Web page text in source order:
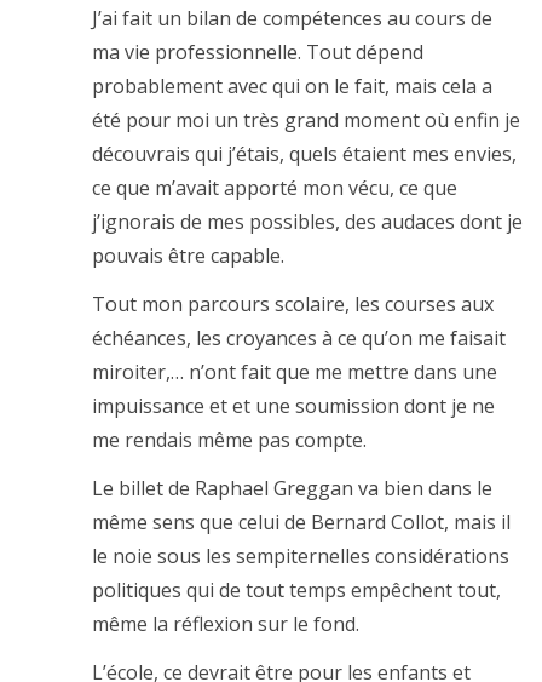
J’ai fait un bilan de compétences au cours de
ma vie professionnelle. Tout dépend
probablement avec qui on le fait, mais cela a
été pour moi un très grand moment où enfin je
découvrais qui j’étais, quels étaient mes envies,
ce que m’avait apporté mon vécu, ce que
j’ignorais de mes possibles, des audaces dont je
pouvais être capable.
Tout mon parcours scolaire, les courses aux
échéances, les croyances à ce qu’on me faisait
miroiter,… n’ont fait que me mettre dans une
impuissance et et une soumission dont je ne
me rendais même pas compte.
Le billet de Raphael Greggan va bien dans le
même sens que celui de Bernard Collot, mais il
le noie sous les sempiternelles considérations
politiques qui de tout temps empêchent tout,
même la réflexion sur le fond.
L’école, ce devrait être pour les enfants et